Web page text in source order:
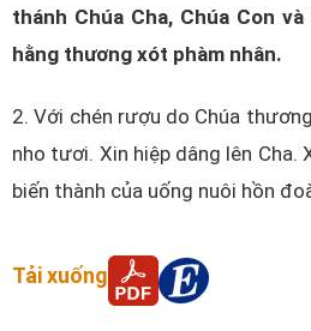
thánh Chúa Cha, Chúa Con
hằng thương xót phàm nhân.
2. Với chén rượu do Chúa
nho tươi. Xin hiệp dâng lên Cha.
biến thành của uống nuôi hồn
Tải xuống